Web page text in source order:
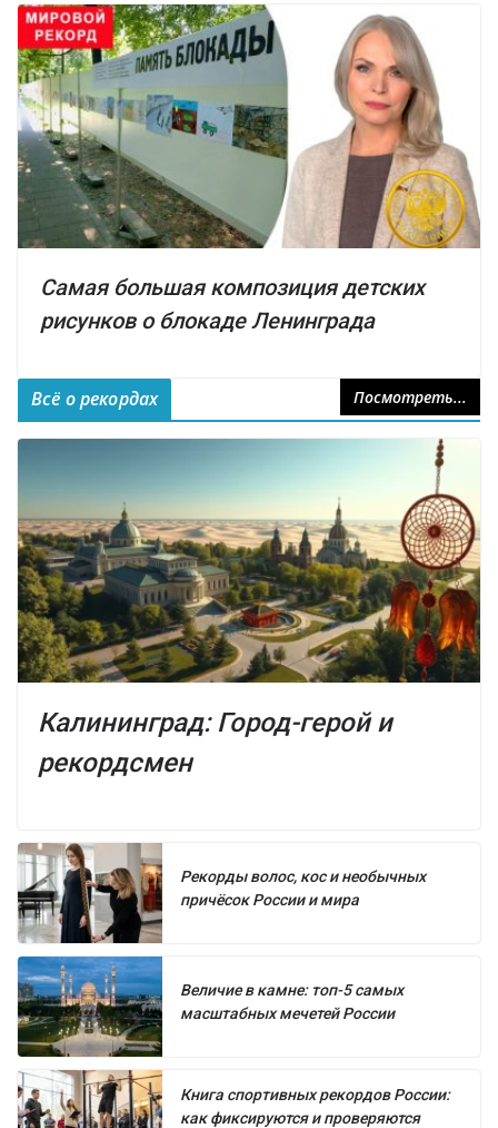
Самая большая композиция детских
рисунков о блокаде Ленинграда
Всё о рекордах Посмотреть...
Калининград: Город-герой и
рекордсмен
Рекорды волос, кос и необычных
причёсок России и мира
Величие в камне: топ-5 самых
масштабных мечетей России
Книга спортивных рекордов России:
как фиксируются и проверяются